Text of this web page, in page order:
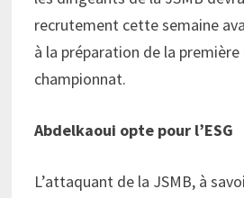
recrutement cette semaine
à la préparation de la
championnat.
Abdelkaoui opte pour l’ESG
L’attaquant de la JSMB, à